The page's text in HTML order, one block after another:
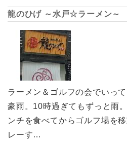
龍のひげ ～水戸☆ラーメン～
ラーメン＆ゴルフの会でいっ
豪雨。10時過ぎてもずっと雨
ンチを食べてからゴルフ場を
レーす…